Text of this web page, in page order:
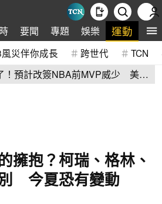
要聞 專題 娛樂 運動 全
災伴你成長 跨世代 TCN
！預計改簽NBA前MVP威少 美
擁抱？柯瑞、格林、
今夏恐有變動